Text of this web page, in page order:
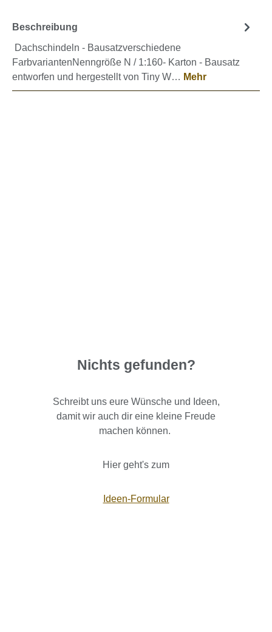
Beschreibung
Dachschindeln - Bausatzverschiedene
FarbvariantenNenngröße N / 1:160- Karton - Bausatz
entworfen und hergestellt von Tiny W… Mehr
Nichts gefunden?
Schreibt uns eure Wünsche und Ideen,
damit wir auch dir eine kleine Freude
machen können.
Hier geht's zum
Ideen-Formular